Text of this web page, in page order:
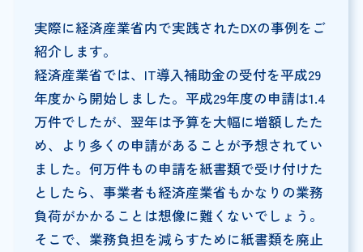
実際に経済産業省内で実践されたDXの事例をご
紹介します。
経済産業省では、IT導入補助金の受付を平成29
年度から開始しました。平成29年度の申請は1.4
万件でしたが、翌年は予算を大幅に増額したた
め、より多くの申請があることが予想されてい
ました。何万件もの申請を紙書類で受け付けた
としたら、事業者も経済産業省もかなりの業務
負荷がかかることは想像に難くないでしょう。
そこで、業務負担を減らすために紙書類を廃止